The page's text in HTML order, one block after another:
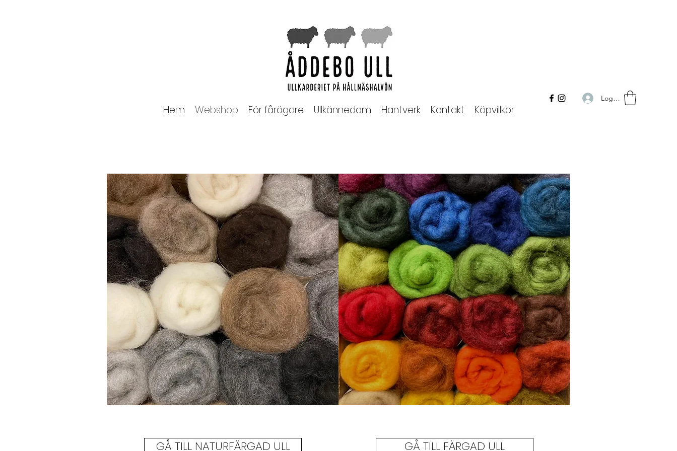
Hem Webshop För fårägare Ullkännedom Hantverk Kontakt Köpvillkor
Logga in
GÅ TILL NATURFÄRGAD ULL GÅ TILL FÄRGAD ULL